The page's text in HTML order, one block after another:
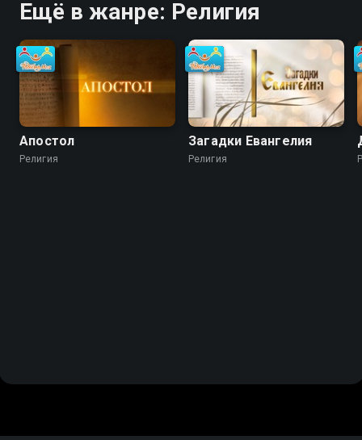
Ещё в жанре: Религия
Апостол
Религия
Загадки Евангелия
Религия